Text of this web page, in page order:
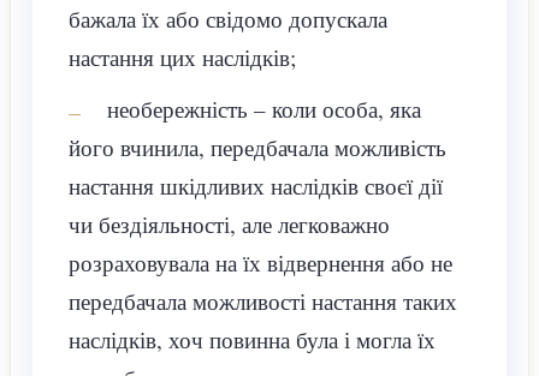
бажала їх або свідомо допускала
настання цих наслідків;
необережність – коли особа, яка
його вчинила, передбачала можливість
настання шкідливих наслідків своєї дії
чи бездіяльності, але легковажно
розраховувала на їх відвернення або не
передбачала можливості настання таких
наслідків, хоч повинна була і могла їх